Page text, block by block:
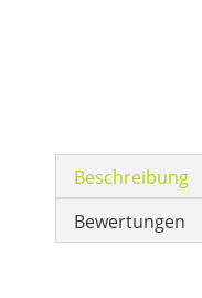
Beschreibung
Bewertungen